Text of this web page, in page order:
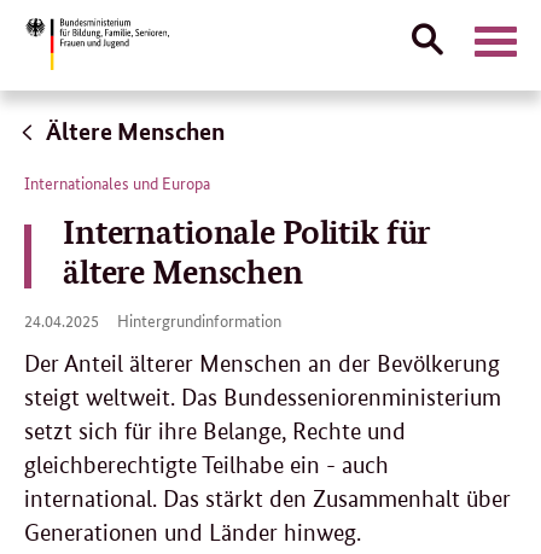
Direktlink:
Suche
Ältere Menschen
Internationales und Europa
Internationale Politik für
ältere Menschen
24.04.2025
24.
2025
Hintergrundinformation
Der Anteil älterer Menschen an der Bevölkerung
steigt weltweit. Das Bundesseniorenministerium
setzt sich für ihre Belange, Rechte und
gleichberechtigte Teilhabe ein - auch
international. Das stärkt den Zusammenhalt über
Generationen und Länder hinweg.